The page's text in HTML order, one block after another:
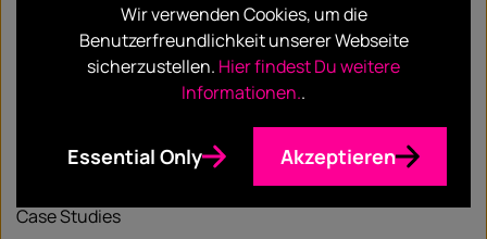
Unsere Services
Unsere Sektoren
Ressourcen
Case Studies
Wir verwenden Cookies, um die
Benutzerfreundlichkeit unserer Webseite
sicherzustellen. Hier findest Du weitere
Informationen..
Essential Only Akzeptieren